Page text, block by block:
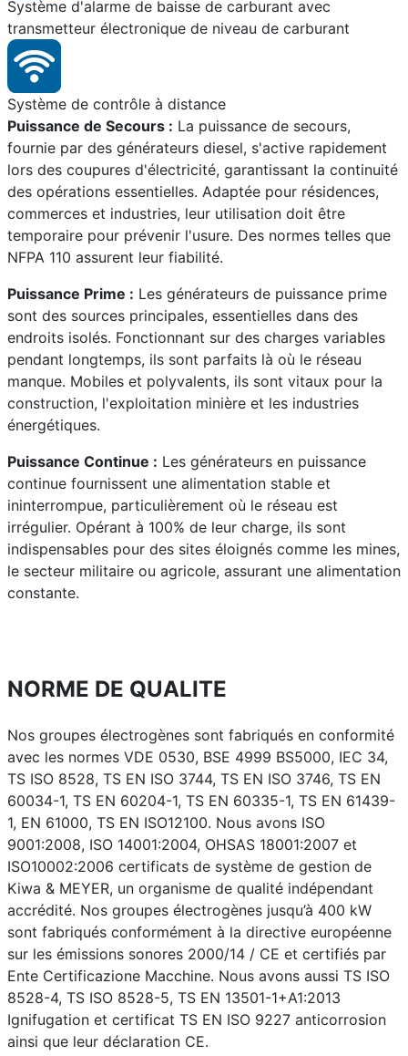
Système d'alarme de baisse de carburant avec
transmetteur électronique de niveau de carburant
Système de contrôle à distance
Puissance de Secours : La puissance de secours,
fournie par des générateurs diesel, s'active rapidement
lors des coupures d'électricité, garantissant la continuité
des opérations essentielles. Adaptée pour résidences,
commerces et industries, leur utilisation doit être
temporaire pour prévenir l'usure. Des normes telles que
NFPA 110 assurent leur fiabilité.
Puissance Prime : Les générateurs de puissance prime
sont des sources principales, essentielles dans des
endroits isolés. Fonctionnant sur des charges variables
pendant longtemps, ils sont parfaits là où le réseau
manque. Mobiles et polyvalents, ils sont vitaux pour la
construction, l'exploitation minière et les industries
énergétiques.
Puissance Continue : Les générateurs en puissance
continue fournissent une alimentation stable et
ininterrompue, particulièrement où le réseau est
irrégulier. Opérant à 100% de leur charge, ils sont
indispensables pour des sites éloignés comme les mines,
le secteur militaire ou agricole, assurant une alimentation
constante.
NORME DE QUALITE
Nos groupes électrogènes sont fabriqués en conformité
avec les normes VDE 0530, BSE 4999 BS5000, IEC 34,
TS ISO 8528, TS EN ISO 3744, TS EN ISO 3746, TS EN
60034-1, TS EN 60204-1, TS EN 60335-1, TS EN 61439-
1, EN 61000, TS EN ISO12100. Nous avons ISO
9001:2008, ISO 14001:2004, OHSAS 18001:2007 et
ISO10002:2006 certificats de système de gestion de
Kiwa & MEYER, un organisme de qualité indépendant
accrédité. Nos groupes électrogènes jusqu’à 400 kW
sont fabriqués conformément à la directive européenne
sur les émissions sonores 2000/14 / CE et certifiés par
Ente Certificazione Macchine. Nous avons aussi TS ISO
8528-4, TS ISO 8528-5, TS EN 13501-1+A1:2013
Ignifugation et certificat TS EN ISO 9227 anticorrosion
ainsi que leur déclaration CE.